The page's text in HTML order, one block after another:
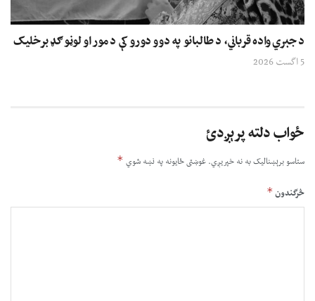
د جبري واده قرباني، د طالبانو په دوو دورو کې د مور او لوڼو ګډ برخلیک
5 اگست 2026
ځواب دلته پرېږدئ
ستاسو برېښناليک به نه خپريږي.غوښتى ځایونه په نښه شوي *
څرگندون*